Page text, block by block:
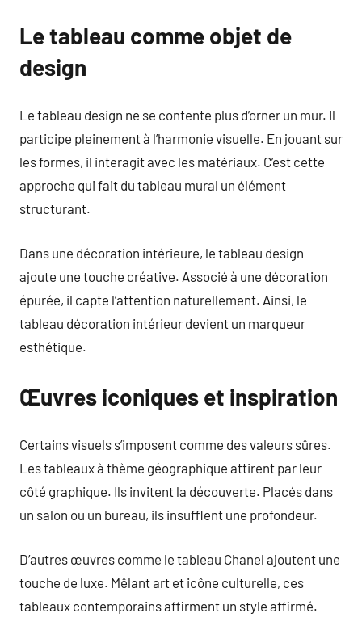
Le tableau comme objet de
design
Le tableau design ne se contente plus d’orner un mur. Il
participe pleinement à l’harmonie visuelle. En jouant sur
les formes, il interagit avec les matériaux. C’est cette
approche qui fait du tableau mural un élément
structurant.
Dans une décoration intérieure, le tableau design
ajoute une touche créative. Associé à une décoration
épurée, il capte l’attention naturellement. Ainsi, le
tableau décoration intérieur devient un marqueur
esthétique.
Œuvres iconiques et inspiration
Certains visuels s’imposent comme des valeurs sûres.
Les tableaux à thème géographique attirent par leur
côté graphique. Ils invitent la découverte. Placés dans
un salon ou un bureau, ils insufflent une profondeur.
D’autres œuvres comme le tableau Chanel ajoutent une
touche de luxe. Mêlant art et icône culturelle, ces
tableaux contemporains affirment un style affirmé.